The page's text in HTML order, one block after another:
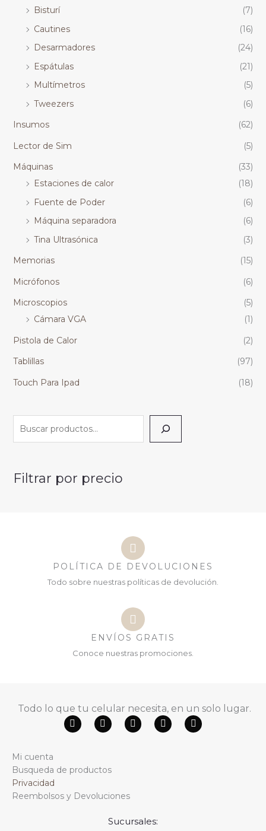
Bisturí
(7)
Cautines
(16)
Desarmadores
(24)
Espátulas
(21)
Multímetros
(5)
Tweezers
(6)
Insumos
(62)
Lector de Sim
(5)
Máquinas
(33)
Estaciones de calor
(18)
Fuente de Poder
(6)
Máquina separadora
(6)
Tina Ultrasónica
(3)
Memorias
(15)
Micrófonos
(6)
Microscopios
(5)
Cámara VGA
(1)
Pistola de Calor
(2)
Tablillas
(97)
Touch Para Ipad
(18)
Filtrar por precio
POLÍTICA DE DEVOLUCIONES
Todo sobre nuestras políticas de devolución.
ENVÍOS GRATIS
Conoce nuestras promociones.
Todo lo que tu celular necesita, en un solo lugar.
F
a
o
o
Y
o
b
e
W
h
T
i
I
n
Mi cuenta
Busqueda de productos
Privacidad
Reembolsos y Devoluciones
Sucursales: